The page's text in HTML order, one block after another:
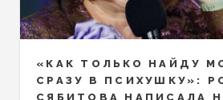
«КАК ТОЛЬКО НАЙДУ
СРАЗУ В ПСИХУШКУ»:
СЯБИТОВА НАПИСАЛА